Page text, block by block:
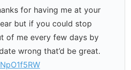
for having me at your
but if you could stop
of me every few days by
wrong that’d be great.